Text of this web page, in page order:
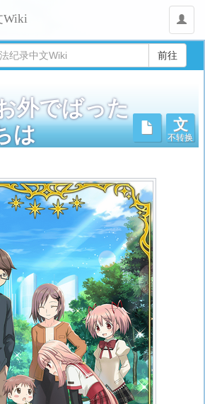
用
户
お外でばった
は
文
不转换